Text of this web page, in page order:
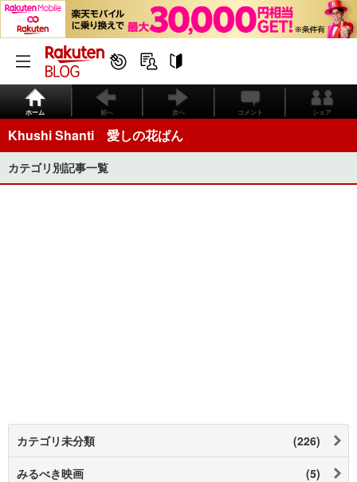
ホーム 前へ 次へ コメント シェア
Khushi Shanti 愛しの花ぱん
カテゴリ別記事一覧
カテゴリ未分類 (226)
みるべき映画 (5)